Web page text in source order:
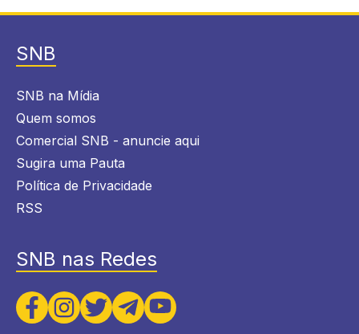
SNB
SNB na Mídia
Quem somos
Comercial SNB - anuncie aqui
Sugira uma Pauta
Política de Privacidade
RSS
SNB nas Redes